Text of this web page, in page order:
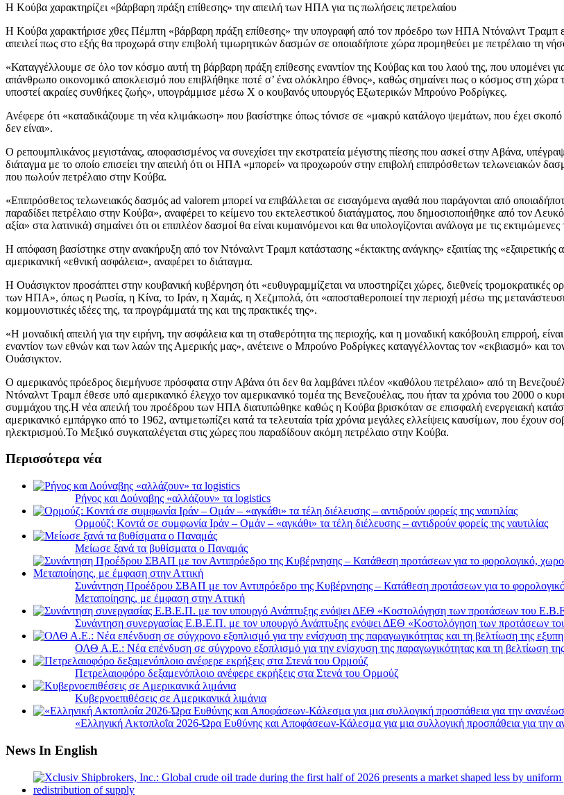
Η Κούβα χαρακτηρίζει «βάρβαρη πράξη επίθεσης» την απειλή των ΗΠΑ για τις πωλήσεις πετρελαίου
Η Κούβα χαρακτήρισε χθες Πέμπτη «βάρβαρη πράξη επίθεσης» την υπογραφή από τον πρόεδρο των ΗΠΑ Ντόναλντ Τραμπ
απειλεί πως στο εξής θα προχωρά στην επιβολή τιμωρητικών δασμών σε οποιαδήποτε χώρα προμηθεύει με πετρέλαιο τη
«Καταγγέλλουμε σε όλο τον κόσμο αυτή τη βάρβαρη πράξη επίθεσης εναντίον της Κούβας και του λαού της, που υπομένει
απάνθρωπο οικονομικό αποκλεισμό που επιβλήθηκε ποτέ σ’ ένα ολόκληρο έθνος», καθώς σημαίνει πως ο κόσμος στη χώρα
υποστεί ακραίες συνθήκες ζωής», υπογράμμισε μέσω X ο κουβανός υπουργός Εξωτερικών Μπρούνο Ροδρίγκες.
Ανέφερε ότι «καταδικάζουμε τη νέα κλιμάκωση» που βασίστηκε όπως τόνισε σε «μακρύ κατάλογο ψεμάτων, που έχει
δεν είναι».
Ο ρεπουμπλικάνος μεγιστάνας, αποφασισμένος να συνεχίσει την εκστρατεία μέγιστης πίεσης που ασκεί στην Αβάνα,
διάταγμα με το οποίο επισείει την απειλή ότι οι ΗΠΑ «μπορεί» να προχωρούν στην επιβολή επιπρόσθετων τελωνειακών
που πωλούν πετρέλαιο στην Κούβα.
«Επιπρόσθετος τελωνειακός δασμός ad valorem μπορεί να επιβάλλεται σε εισαγόμενα αγαθά που παράγονται από
παραδίδει πετρέλαιο στην Κούβα», αναφέρει το κείμενο του εκτελεστικού διατάγματος, που δημοσιοποιήθηκε από τον
αξία» στα λατινικά) σημαίνει ότι οι επιπλέον δασμοί θα είναι κυμαινόμενοι και θα υπολογίζονται ανάλογα με τις
Η απόφαση βασίστηκε στην ανακήρυξη από τον Ντόναλντ Τραμπ κατάστασης «έκτακτης ανάγκης» εξαιτίας της «εξαιρετικής
αμερικανική «εθνική ασφάλεια», αναφέρει το διάταγμα.
Η Ουάσιγκτον προσάπτει στην κουβανική κυβέρνηση ότι «ευθυγραμμίζεται να υποστηρίζει χώρες, διεθνείς τρομοκρατικές
των ΗΠΑ», όπως η Ρωσία, η Κίνα, το Ιράν, η Χαμάς, η Χεζμπολά, ότι «αποσταθεροποιεί την περιοχή μέσω της μετανάστευσης
κομμουνιστικές ιδέες της, τα προγράμματά της και της πρακτικές της».
«Η μοναδική απειλή για την ειρήνη, την ασφάλεια και τη σταθερότητα της περιοχής, και η μοναδική κακόβουλη επιρροή,
εναντίον των εθνών και των λαών της Αμερικής μας», ανέτεινε ο Μπρούνο Ροδρίγκες καταγγέλλοντας τον «εκβιασμό» και
Ουάσιγκτον.
Ο αμερικανός πρόεδρος διεμήνυσε πρόσφατα στην Αβάνα ότι δεν θα λαμβάνει πλέον «καθόλου πετρέλαιο» από τη
Ντόναλντ Τραμπ έθεσε υπό αμερικανικό έλεγχο τον αμερικανικό τομέα της Βενεζουέλας, που ήταν τα χρόνια του 2000 ο
συμμάχου της.Η νέα απειλή του προέδρου των ΗΠΑ διατυπώθηκε καθώς η Κούβα βρισκόταν σε επισφαλή ενεργειακή
αμερικανικό εμπάργκο από το 1962, αντιμετωπίζει κατά τα τελευταία τρία χρόνια μεγάλες ελλείψεις καυσίμων, που έχουν
ηλεκτρισμού.Το Μεξικό συγκαταλέγεται στις χώρες που παραδίδουν ακόμη πετρέλαιο στην Κούβα.
Περισσότερα νέα
Ρήνος και Δούναβης «αλλάζουν» τα logistics
Ορμούζ: Κοντά σε συμφωνία Ιράν – Ομάν – «αγκάθι» τα τέλη διέλευσης – αντιδρούν φορείς της ναυτιλίας
Μείωσε ξανά τα βυθίσματα ο Παναμάς
Συνάντηση Προέδρου ΣΒΑΠ με τον Αντιπρόεδρο της Κυβέρνησης – Κατάθεση προτάσεων για το φορολογικό,
Μεταποίησης, με έμφαση στην Αττική
Συνάντηση συνεργασίας Ε.Β.Ε.Π. με τον υπουργό Ανάπτυξης ενόψει ΔΕΘ «Κοστολόγηση των προτάσεων
ΟΛΘ Α.Ε.: Νέα επένδυση σε σύγχρονο εξοπλισμό για την ενίσχυση της παραγωγικότητας και τη βελτίωση
Πετρελαιοφόρο δεξαμενόπλοιο ανέφερε εκρήξεις στα Στενά του Ορμούζ
Κυβερνοεπιθέσεις σε Αμερικανικά λιμάνια
«Ελληνική Ακτοπλοΐα 2026-Ώρα Ευθύνης και Αποφάσεων-Κάλεσμα για μια συλλογική προσπάθεια για την
News In English